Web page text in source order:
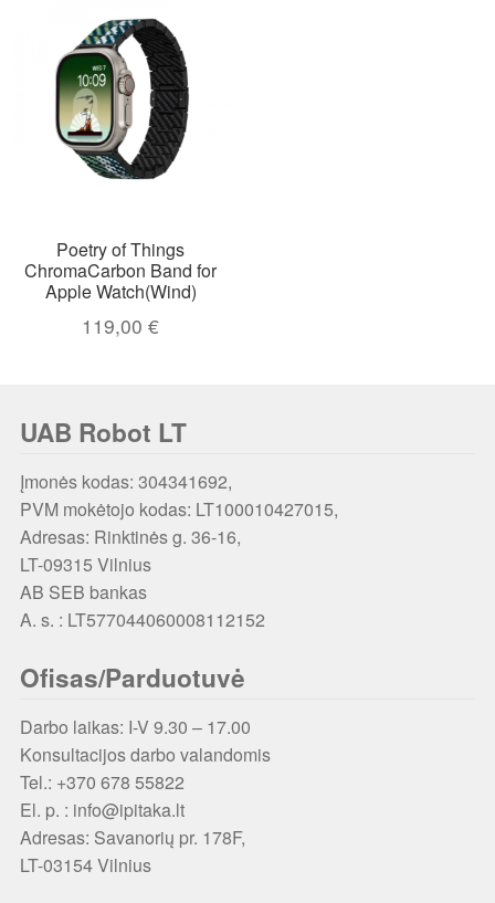
Poetry of Things
ChromaCarbon Band for
Apple Watch(Wind)
119,00€
UAB Robot LT
Įmonės kodas: 304341692,
PVM mokėtojo kodas: LT100010427015,
Adresas: Rinktinės g. 36-16,
LT-09315 Vilnius
AB SEB bankas
A. s. : LT577044060008112152
Ofisas/Parduotuvė
Darbo laikas: I-V 9.30 – 17.00
Konsultacijos darbo valandomis
Tel.: +370 678 55822
El. p. : info@ipitaka.lt
Adresas: Savanorių pr. 178F,
LT-03154 Vilnius